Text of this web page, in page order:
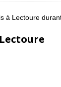
à Lectoure